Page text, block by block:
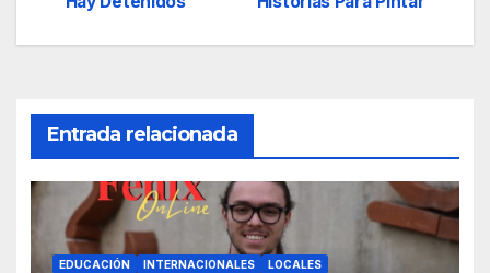
de
Entrada relacionada
EDUCACIÓN INTERNACIONALES LOCALES